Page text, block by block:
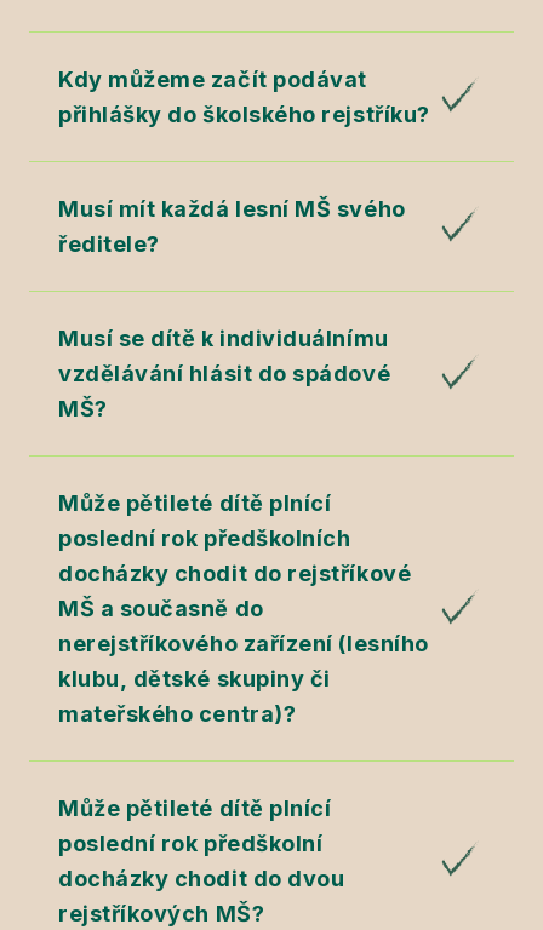
Kdy můžeme začít podávat
přihlášky do školského rejstříku?
Musí mít každá lesní MŠ svého
ředitele?
Musí se dítě k individuálnímu
vzdělávání hlásit do spádové
MŠ?
Může pětileté dítě plnící
poslední rok předškolních
docházky chodit do rejstříkové
MŠ a současně do
nerejstříkového zařízení (lesního
klubu, dětské skupiny či
mateřského centra)?
Může pětileté dítě plnící
poslední rok předškolní
docházky chodit do dvou
rejstříkových MŠ?